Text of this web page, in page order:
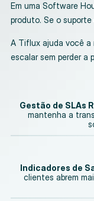
Em uma Software
produto. Se o
A Tiflux ajuda você a
escalar sem perder a
Gestão de SLAs
mantenha a
Indicadores de
clientes abrem